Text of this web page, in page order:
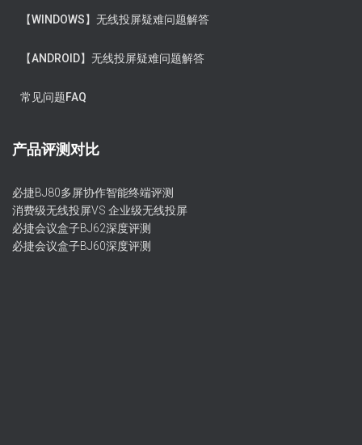
【WINDOWS】无线投屏疑难问题解答
【ANDROID】无线投屏疑难问题解答
常见问题FAQ
产品评测对比
必捷BJ80多屏协作智能终端评测
消费级无线投屏VS 企业级无线投屏
必捷会议盒子BJ62深度评测
必捷会议盒子BJ60深度评测